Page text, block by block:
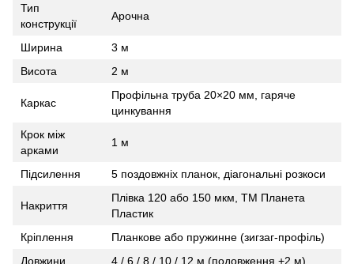
Тип
конструкції
Арочна
Ширина
3 м
Висота
2 м
Каркас
Профільна труба 20×20 мм, гаряче
цинкування
Крок між
арками
1 м
Підсилення 5 поздовжніх планок, діагональні розкоси
Накриття
Плівка 120 або 150 мкм, ТМ Планета
Пластик
Кріплення
Планкове або пружинне (зигзаг‑профіль)
Довжини
4 / 6 / 8 / 10 / 12 м (подовження +2 м)